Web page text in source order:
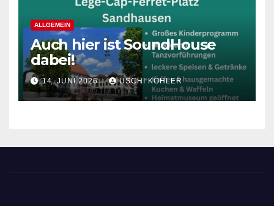
ALLGEMEIN
Auch hier ist SoundHouse
dabei!
14. JUNI 2026 USCHI KÖHLER